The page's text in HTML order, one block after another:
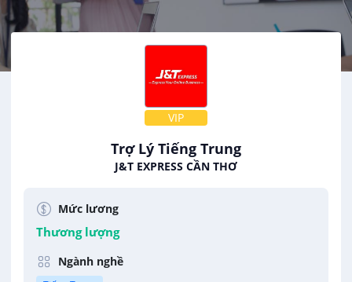
VIP
Trợ Lý Tiếng Trung
J&T EXPRESS CẦN THƠ
Mức lương
Thương lượng
Ngành nghề